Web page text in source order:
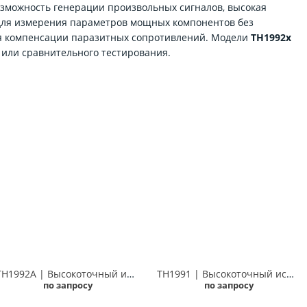
генерации произвольных сигналов, высокая
измерения параметров мощных компонентов без
компенсации паразитных сопротивлений. МоделиTH1992x
сравнительного тестирования.
TH1992A | Высокоточный источник-измеритель питания, 2 канала, 200мВ-200В, 100нА-3А/10А(импульс.) Techmize TH1992A (Tonghui TH1992A)
по запросу
TH1991 | Высокоточный источник-измеритель питания, 1 канал, 200мВ-200В, 10нА-3А/10А(импульс.) Techmize TH1991 (Tonghui TH1991)
по запросу